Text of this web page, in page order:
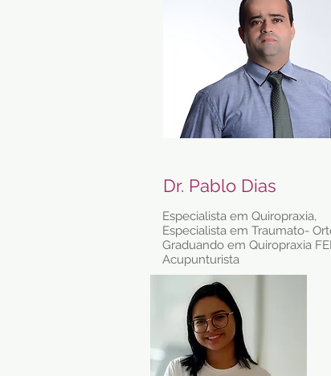
Dr. Pablo Dias
Especialista em Quiropraxia,
Especialista em Traumato-
Graduando em Quiropraxia
Acupunturista